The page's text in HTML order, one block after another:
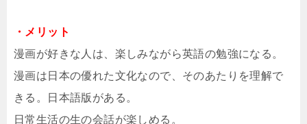
・メリット
漫画が好きな人は、楽しみながら英語の勉強になる。
漫画は日本の優れた文化なので、そのあたりを理解で
きる。日本語版がある。
日常生活の生の会話が楽しめる。